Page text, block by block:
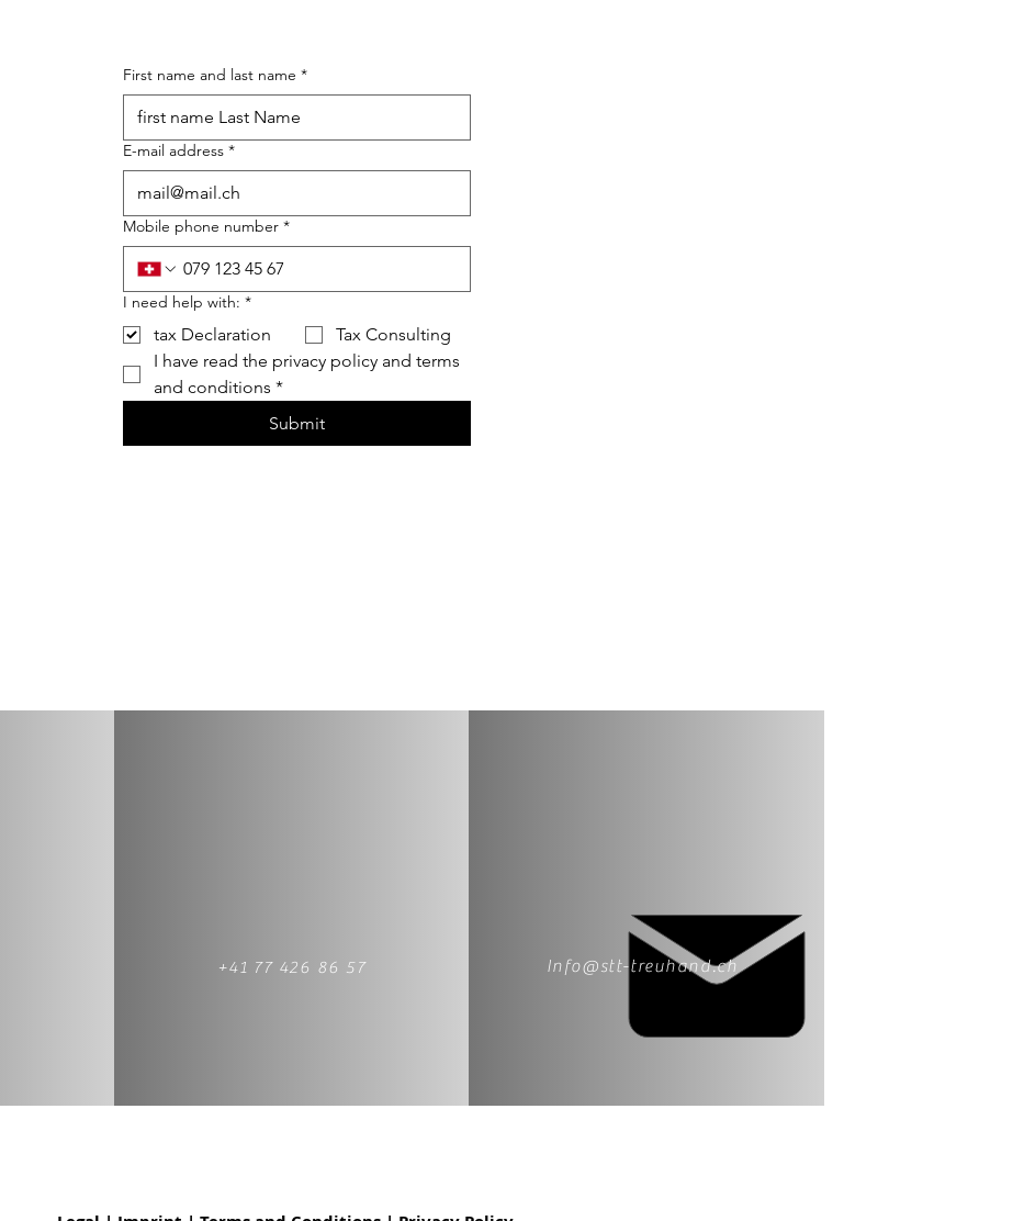
First name and last name *
E-mail address *
Mobile phone number *
I need help with: *
tax Declaration
Tax Consulting
I have read the privacy policy and terms
and conditions *
Submit
+41 77 426 86 57 Info@stt-treuhand.ch